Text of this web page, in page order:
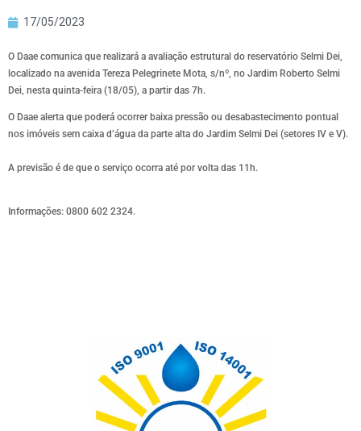
17/05/2023
O Daae comunica que realizará a avaliação estrutural do reservatório Selmi Dei,
localizado na avenida Tereza Pelegrinete Mota, s/nº, no Jardim Roberto Selmi
Dei, nesta quinta-feira (18/05), a partir das 7h.
O Daae alerta que poderá ocorrer baixa pressão ou desabastecimento pontual
nos imóveis sem caixa d’água da parte alta do Jardim Selmi Dei (setores IV e V).
A previsão é de que o serviço ocorra até por volta das 11h.
Informações: 0800 602 2324.